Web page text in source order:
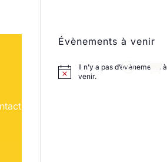
Évènements à venir
Il n’y a pas d’évènements à
venir.